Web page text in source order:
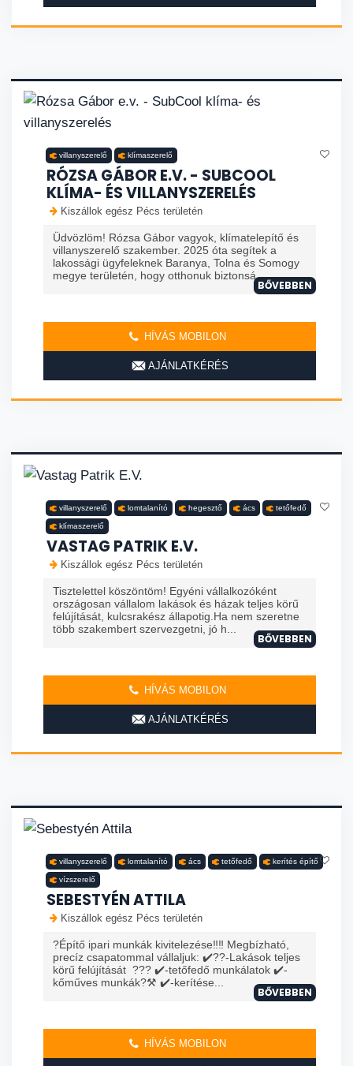
villanyszerelő klímaszerelő
RÓZSA GÁBOR E.V. - SUBCOOL
KLÍMA- ÉS VILLANYSZERELÉS
Kiszállok egész Pécs területén
Üdvözlöm! Rózsa Gábor vagyok, klímatelepítő és
villanyszerelő szakember. 2025 óta segítek a
lakossági ügyfeleknek Baranya, Tolna és Somogy
megye területén, hogy otthonuk biztonsá
BŐVEBBEN
HÍVÁS MOBILON
AJÁNLATKÉRÉS
villanyszerelő lomtalanító hegesztő ács tetőfedő
klímaszerelő
VASTAG PATRIK E.V.
Kiszállok egész Pécs területén
Tisztelettel köszöntöm! Egyéni vállalkozóként
országosan vállalom lakások és házak teljes körű
felújítását, kulcsrakész állapotig.Ha nem szeretne
több szakembert szervezgetni, jó h...
BŐVEBBEN
HÍVÁS MOBILON
AJÁNLATKÉRÉS
villanyszerelő lomtalanító ács tetőfedő kerítés építő
vízszerelő
SEBESTYÉN ATTILA
Kiszállok egész Pécs területén
?Építő ipari munkák kivitelezése‼️‼️ Megbízható,
precíz csapatommal vállaljuk: ✔️?️?️-Lakások teljes
körű felújítását ??? ✔️-tetőfedő munkálatok ✔️-
kőműves munkák?⚒️ ✔️-kerítése...
BŐVEBBEN
HÍVÁS MOBILON